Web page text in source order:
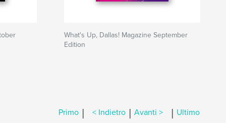
What's Up, Dallas! Magazine September
Edition
Primo | < Indietro | Avanti > | Ultimo